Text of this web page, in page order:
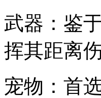
武器：鉴
挥其距离
宠物：首